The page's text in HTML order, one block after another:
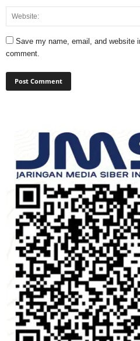
Save my name, email, and website
comment.